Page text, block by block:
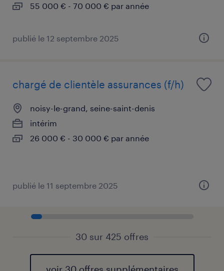
55 000 € - 70 000 € par année
publié le 12 septembre 2025
chargé de clientèle assurances (f/h)
noisy-le-grand, seine-saint-denis
intérim
26 000 € - 30 000 € par année
publié le 11 septembre 2025
30 sur 425 offres